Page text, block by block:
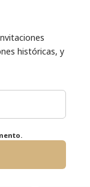
históricas, y